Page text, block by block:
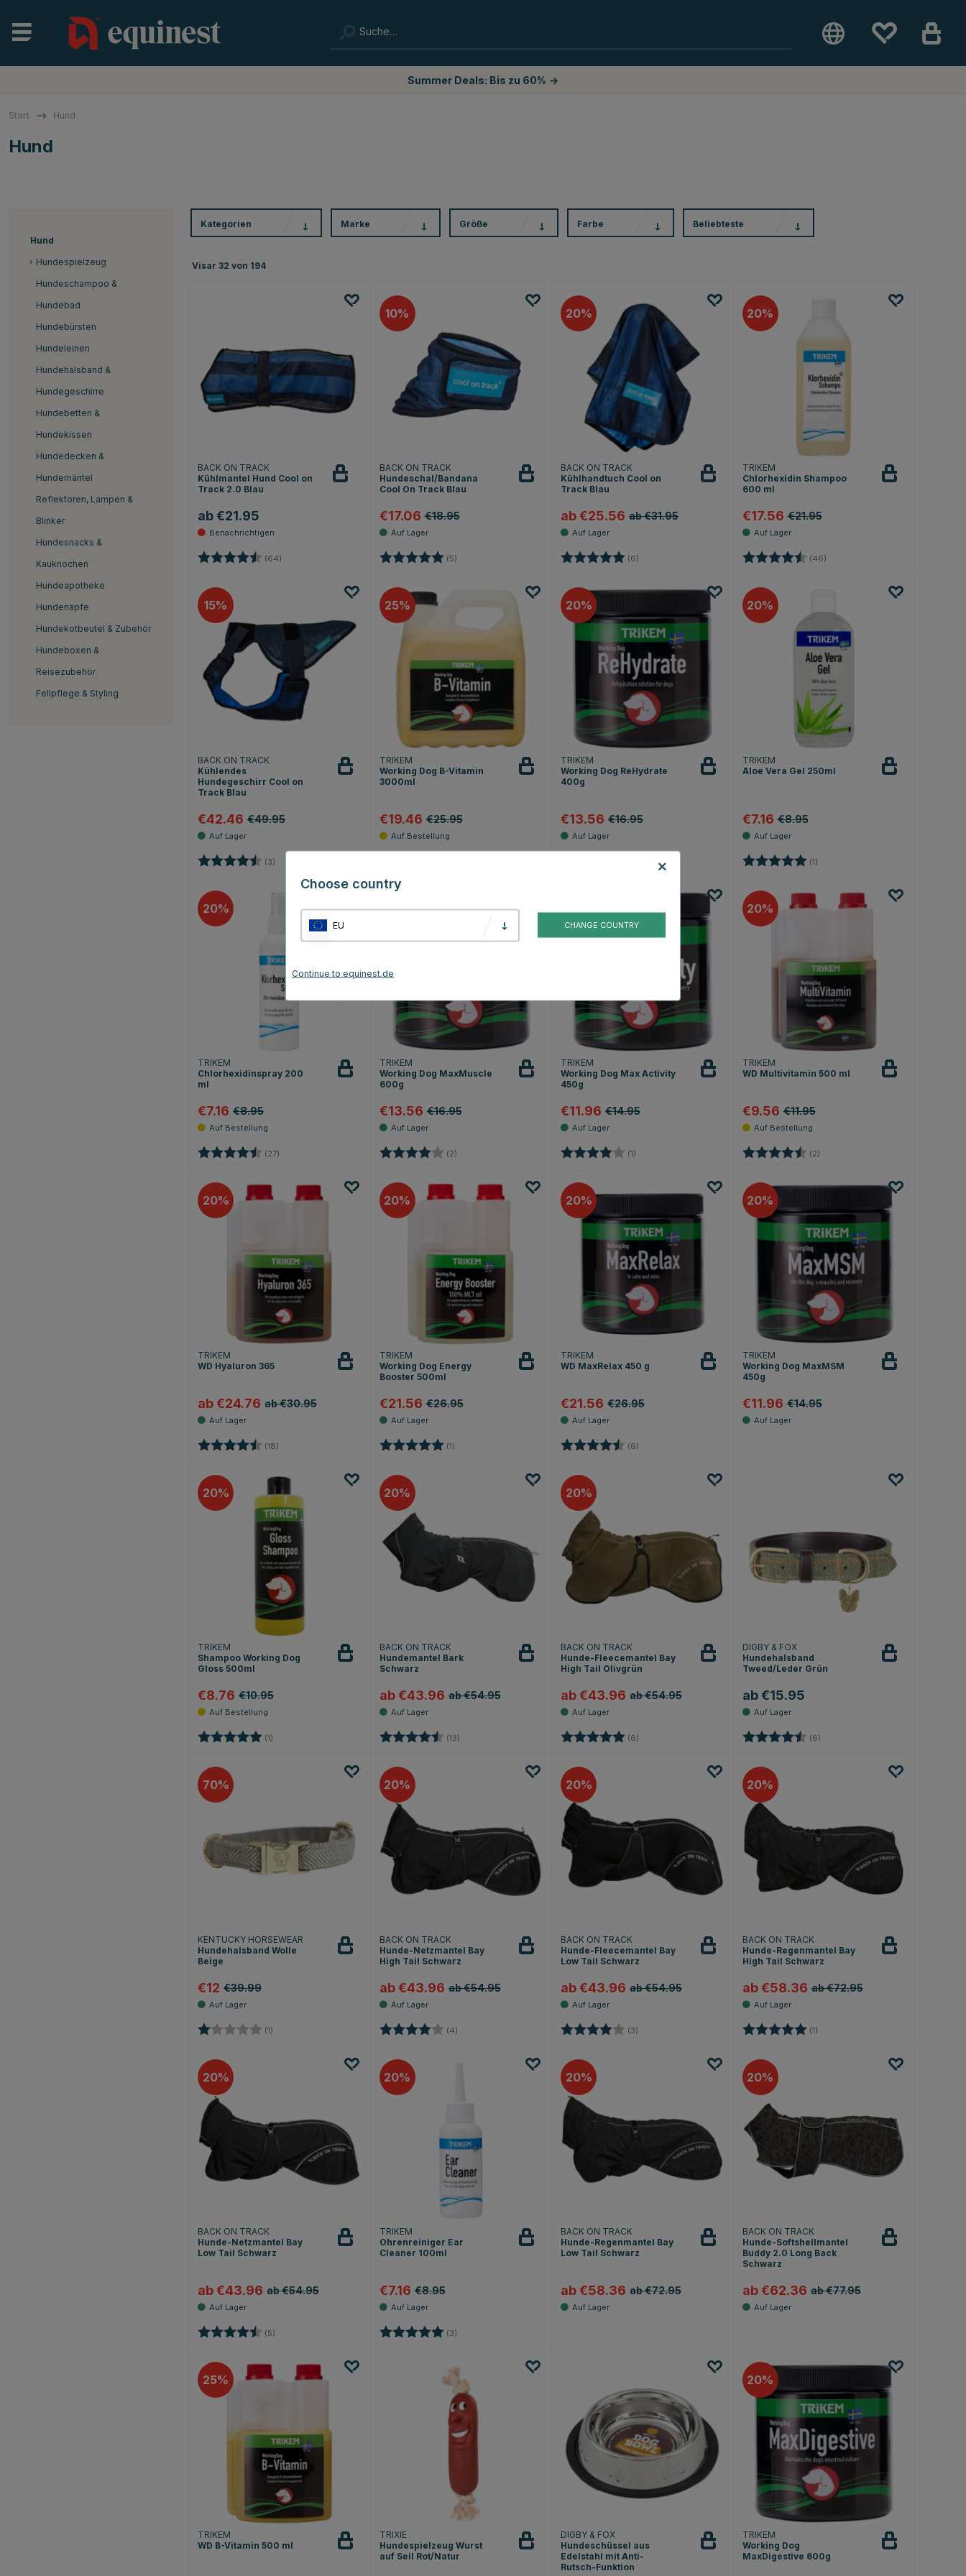
Summer Deals: Bis zu 60% →
Start Hund
Hund
Hund
Hundespielzeug
Hundeschampoo &
Hundebad
Hundebürsten
Hundeleinen
Hundehalsband &
Hundegeschirre
Hundebetten &
Hundekissen
Hundedecken &
Hundemäntel
Reflektoren, Lampen &
Blinker
Hundesnacks &
Kauknochen
Hundeapotheke
Hundenäpfe
Hundekotbeutel & Zubehör
Hundeboxen &
Reisezubehör
Fellpflege & Styling
Kategorien Marke Größe Farbe Beliebteste
Visar32 von 194
BACK ON TRACK
Kühlmantel Hund Cool on
Track 2.0 Blau
ab €21.95
Bewertung: (64)
10
BACK ON TRACK
Hundeschal/Bandana
Cool On Track Blau
€17.06 €18.95
Bewertung: (5)
20
BACK ON TRACK
Kühlhandtuch Cool on
Track Blau
ab €25.56 ab €31.95
Bewertung: (6)
20
TRIKEM
Chlorhexidin Shampoo
600 ml
€17.56 €21.95
Bewertung: (46)
15
BACK ON TRACK
Kühlendes
Hundegeschirr Cool on
Track Blau
€42.46 €49.95
Bewertung: (3)
25
TRIKEM
Working Dog B-Vitamin
3000ml
€19.46 €25.95
20
TRIKEM
Working Dog ReHydrate
400g
€13.56 €16.95
20
TRIKEM
Aloe Vera Gel 250ml
€7.16 €8.95
Bewertung: (1)
20
TRIKEM
Chlorhexidinspray 200
ml
€7.16 €8.95
Bewertung: (27)
20
TRIKEM
Working Dog MaxMuscle
600g
€13.56 €16.95
Bewertung: (2)
TRIKEM
Working Dog Max Activity
450g
€11.96 €14.95
Bewertung: (1)
20
TRIKEM
WD Multivitamin 500 ml
€9.56 €11.95
Bewertung: (2)
20
TRIKEM
WD Hyaluron 365
ab €24.76 ab €30.95
Bewertung: (18)
20
TRIKEM
Working Dog Energy
Booster 500ml
€21.56 €26.95
Bewertung: (1)
20
TRIKEM
WD MaxRelax 450 g
€21.56 €26.95
Bewertung: (6)
20
TRIKEM
Working Dog MaxMSM
450g
€11.96 €14.95
20
TRIKEM
Shampoo Working Dog
Gloss 500ml
€8.76 €10.95
Bewertung: (1)
20
BACK ON TRACK
Hundemantel Bark
Schwarz
ab €43.96 ab €54.95
Bewertung: (13)
20
BACK ON TRACK
Hunde-Fleecemantel Bay
High Tail Olivgrün
ab €43.96 ab €54.95
Bewertung: (6)
DIGBY & FOX
Hundehalsband
Tweed/Leder Grün
ab €15.95
Bewertung: (6)
70
KENTUCKY HORSEWEAR
Hundehalsband Wolle
Beige
€12 €39.99
Bewertung: (1)
20
BACK ON TRACK
Hunde-Netzmantel Bay
High Tail Schwarz
ab €43.96 ab €54.95
Bewertung: (4)
20
BACK ON TRACK
Hunde-Fleecemantel Bay
Low Tail Schwarz
ab €43.96 ab €54.95
Bewertung: (3)
20
BACK ON TRACK
Hunde-Regenmantel Bay
High Tail Schwarz
ab €58.36 ab €72.95
Bewertung: (1)
20
BACK ON TRACK
Hunde-Netzmantel Bay
Low Tail Schwarz
ab €43.96 ab €54.95
Bewertung: (5)
20
TRIKEM
Ohrenreiniger Ear
Cleaner 100ml
€7.16 €8.95
Bewertung: (3)
20
BACK ON TRACK
Hunde-Regenmantel Bay
Low Tail Schwarz
ab €58.36 ab €72.95
20
BACK ON TRACK
Hunde-Softshellmantel
Buddy 2.0 Long Back
Schwarz
ab €62.36 ab €77.95
25
TRIKEM
WD B-Vitamin 500 ml
TRIXIE
Hundespielzeug Wurst
auf Seil Rot/Natur
DIGBY & FOX
Hundeschüssel aus
Edelstahl mit Anti-
Rutsch-Funktion
20
TRIKEM
Working Dog
MaxDigestive 600g
Choose country
EU CHANGE COUNTRY
Continue to equinest.de